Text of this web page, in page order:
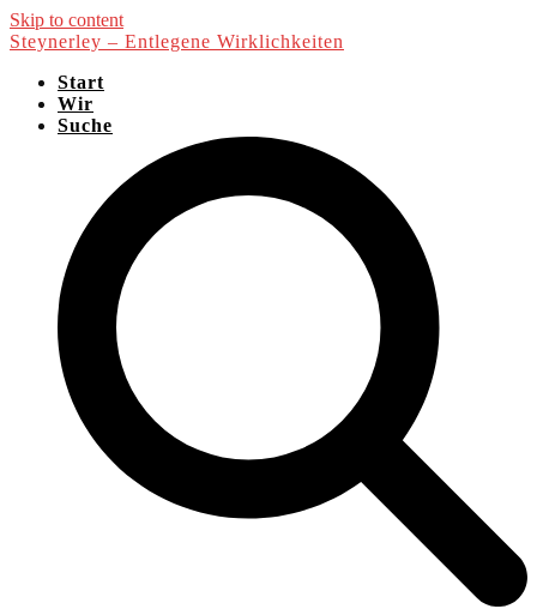
Skip to content
Steynerley – Entlegene Wirklichkeiten
Start
Wir
Suche